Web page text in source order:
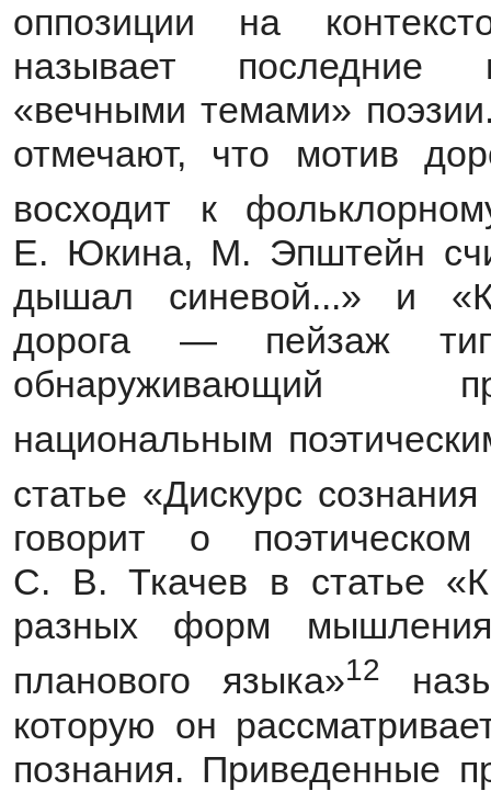
оппозиции на
называет последние
«вечными темами»
отмечают, что мотив
восходит к
Е. Юкина, М. Эпштейн
дышал синевой...» и
дорога — пейзаж
обнаруживающий
национальным
статье «Дискурс
говорит о
С. В. Ткачев в статье
разных форм
планового языка»12
которую он
познания. Приведенные